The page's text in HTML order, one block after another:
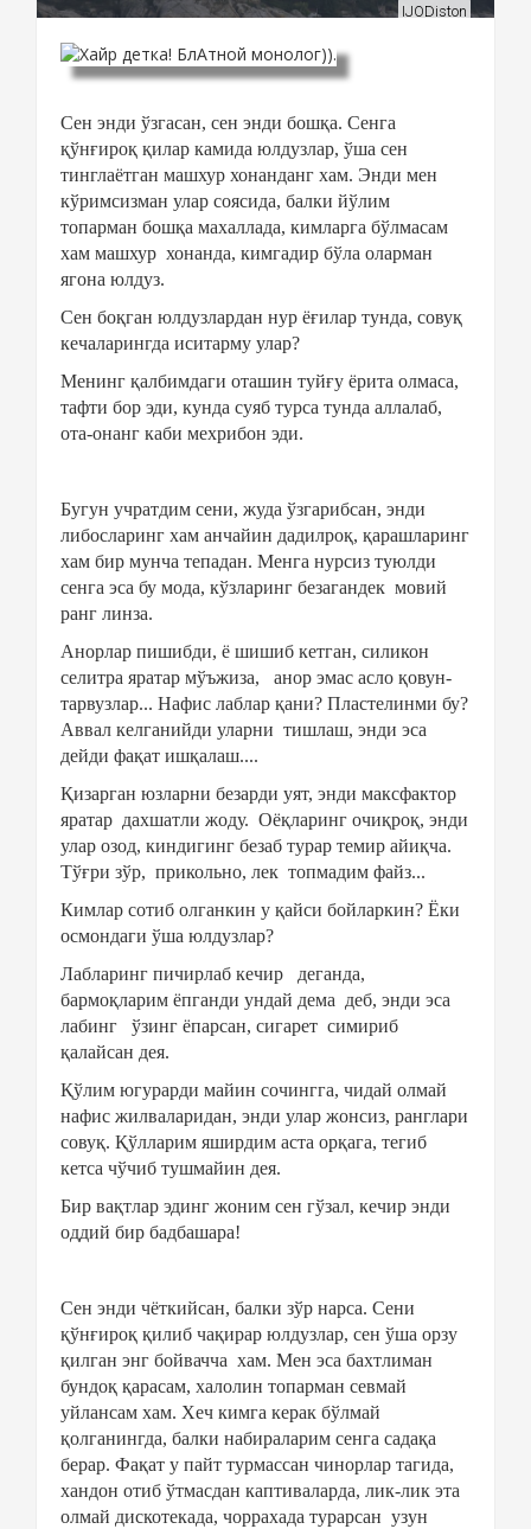
IJODiston
Сен энди ўзгасан, сен энди бошқа. Сенга
қўнғироқ қилар камида юлдузлар, ўша сен
тинглаётган машхур хонанданг хам. Энди мен
кўримсизман улар соясида, балки йўлим
топарман бошқа махаллада, кимларга бўлмасам
хам машхур хонанда, кимгадир бўла оларман
ягона юлдуз.
Сен боқган юлдузлардан нур ёғилар тунда, совуқ
кечаларингда иситарму улар?
Менинг қалбимдаги оташин туйғу ёрита олмаса,
тафти бор эди, кунда суяб турса тунда аллалаб,
ота-онанг каби мехрибон эди.
Бугун учратдим сени, жуда ўзгарибсан, энди
либосларинг хам анчайин дадилроқ, қарашларинг
хам бир мунча тепадан. Менга нурсиз туюлди
сенга эса бу мода, кўзларинг безагандек мовий
ранг линза.
Анорлар пишибди, ё шишиб кетган, силикон
селитра яратар мўъжиза, анор эмас асло қовун-
тарвузлар... Нафис лаблар қани? Пластелинми бу?
Аввал келганийди уларни тишлаш, энди эса
дейди фақат ишқалаш....
Қизарган юзларни безарди уят, энди максфактор
яратар дахшатли жоду. Оёқларинг очиқроқ, энди
улар озод, киндигинг безаб турар темир айиқча.
Тўғри зўр, прикольно, лек топмадим файз...
Кимлар сотиб олганкин у қайси бойларкин? Ёки
осмондаги ўша юлдузлар?
Лабларинг пичирлаб кечир
деганда,
бармоқларим ёпганди ундай дема деб, энди эса
лабинг
ўзинг ёпарсан, сигарет симириб
қалайсан дея.
Қўлим югурарди майин сочингга, чидай олмай
нафис жилваларидан, энди улар жонсиз, ранглари
совуқ. Қўлларим яширдим аста орқага, тегиб
кетса чўчиб тушмайин дея.
Бир вақтлар эдинг жоним сен гўзал, кечир энди
оддий бир бадбашара!
Сен энди чёткийсан, балки зўр нарса. Сени
қўнғироқ қилиб чақирар юлдузлар, сен ўша орзу
қилган энг бойвачча хам. Мен эса бахтлиман
бундоқ қарасам, халолин топарман севмай
уйлансам хам. Хеч кимга керак бўлмай
қолганингда, балки набираларим сенга садақа
берар. Фақат у пайт турмассан чинорлар тагида,
хандон отиб ўтмасдан каптиваларда, лик-лик эта
олмай дискотекада, чоррахада турарсан узун